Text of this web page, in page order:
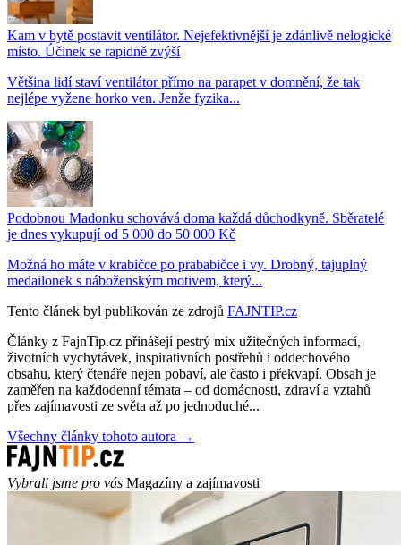
Kam v bytě postavit ventilátor. Nejefektivnější je zdánlivě nelogické
místo. Účinek se rapidně zvýší
Většina lidí staví ventilátor přímo na parapet v domnění, že tak
nejlépe vyžene horko ven. Jenže fyzika...
Podobnou Madonku schovává doma každá důchodkyně. Sběratelé
je dnes vykupují od 5 000 do 50 000 Kč
Možná ho máte v krabičce po prababičce i vy. Drobný, tajuplný
medailonek s náboženským motivem, který...
Tento článek byl publikován ze zdrojů FAJNTIP.cz
Články z FajnTip.cz přinášejí pestrý mix užitečných informací,
životních vychytávek, inspirativních postřehů i oddechového
obsahu, který čtenáře nejen pobaví, ale často i překvapí. Obsah je
zaměřen na každodenní témata – od domácnosti, zdraví a vztahů
přes zajímavosti ze světa až po jednoduché...
Všechny články tohoto autora →
Vybrali jsme pro vás Magazíny a zajímavosti